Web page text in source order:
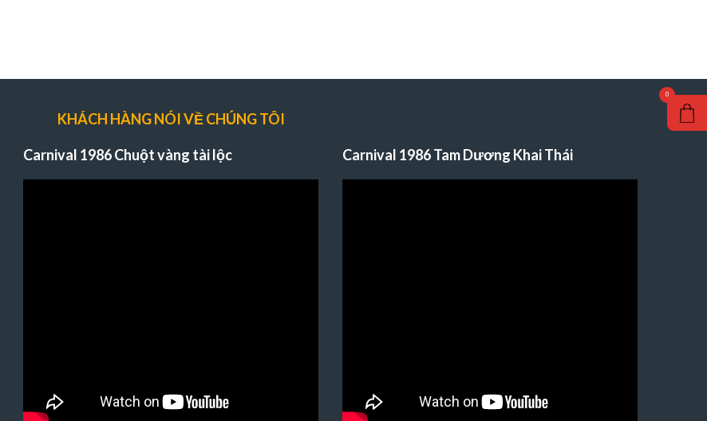
KHÁCH HÀNG NÓI VỀ CHÚNG TÔI
Carnival 1986 Chuột vàng tài lộc Carnival 1986 Tam Dương Khai Thái